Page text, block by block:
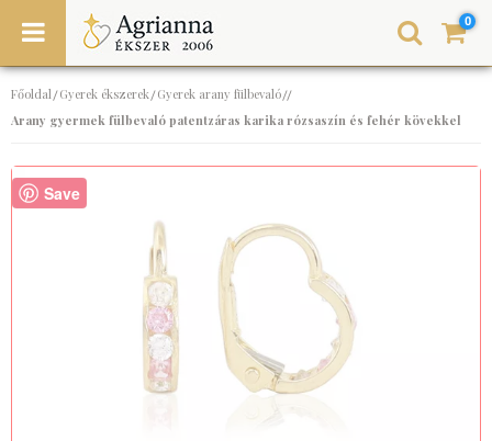
0
Főoldal/Gyerek ékszerek/Gyerek arany fülbevaló//
Arany gyermek fülbevaló patentzáras karika rózsaszín és fehér kövekkel
Save